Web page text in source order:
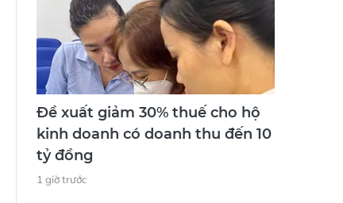
Đề xuất giảm 30% thuế cho hộ
kinh doanh có doanh thu đến 10
tỷ đồng
1 giờ trước